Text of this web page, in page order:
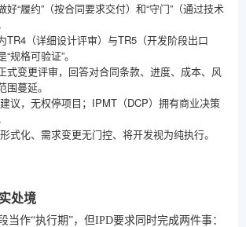
好“履约”（按合同要求交付）和“守门”（通过技术
TR4（详细设计评审）与TR5（开发阶段出口
规格可验证”。
式变更评审，回答对合同条款、进度、成本、风
蔓延。
议，无权停项目；IPMT（DCP）拥有商业决策
式化、需求变更无门控、将开发视为纯执行。
处境
当作“执行期”，但IPD要求同时完成两件事：